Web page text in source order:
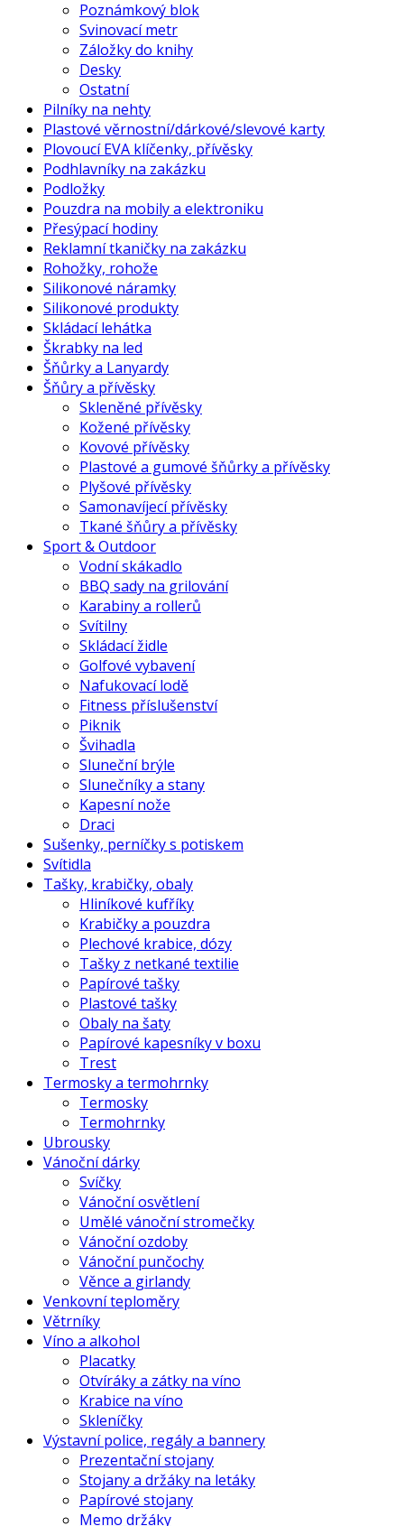
Poznámkový blok
Svinovací metr
Záložky do knihy
Desky
Ostatní
Pilníky na nehty
Plastové věrnostní/dárkové/slevové karty
Plovoucí EVA klíčenky, přívěsky
Podhlavníky na zakázku
Podložky
Pouzdra na mobily a elektroniku
Přesýpací hodiny
Reklamní tkaničky na zakázku
Rohožky, rohože
Silikonové náramky
Silikonové produkty
Skládací lehátka
Škrabky na led
Šňůrky a Lanyardy
Šňůry a přívěsky
Skleněné přívěsky
Kožené přívěsky
Kovové přívěsky
Plastové a gumové šňůrky a přívěsky
Plyšové přívěsky
Samonavíjecí přívěsky
Tkané šňůry a přívěsky
Sport & Outdoor
Vodní skákadlo
BBQ sady na grilování
Karabiny a rollerů
Svítilny
Skládací židle
Golfové vybavení
Nafukovací lodě
Fitness příslušenství
Piknik
Švihadla
Sluneční brýle
Slunečníky a stany
Kapesní nože
Draci
Sušenky, perníčky s potiskem
Svítidla
Tašky, krabičky, obaly
Hliníkové kufříky
Krabičky a pouzdra
Plechové krabice, dózy
Tašky z netkané textilie
Papírové tašky
Plastové tašky
Obaly na šaty
Papírové kapesníky v boxu
Trest
Termosky a termohrnky
Termosky
Termohrnky
Ubrousky
Vánoční dárky
Svíčky
Vánoční osvětlení
Umělé vánoční stromečky
Vánoční ozdoby
Vánoční punčochy
Věnce a girlandy
Venkovní teploměry
Větrníky
Víno a alkohol
Placatky
Otvíráky a zátky na víno
Krabice na víno
Skleníčky
Výstavní police, regály a bannery
Prezentační stojany
Stojany a držáky na letáky
Papírové stojany
Memo držáky